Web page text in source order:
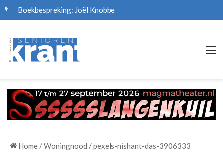
Boekbespreking: Joël Knobbe
Home /Woningnood /pexels-nishant-das-3906333